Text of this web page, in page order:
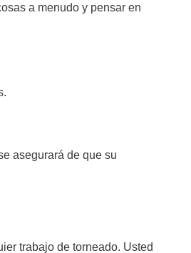
a menudo y pensar en
asegurará de que su
trabajo de torneado. Usted